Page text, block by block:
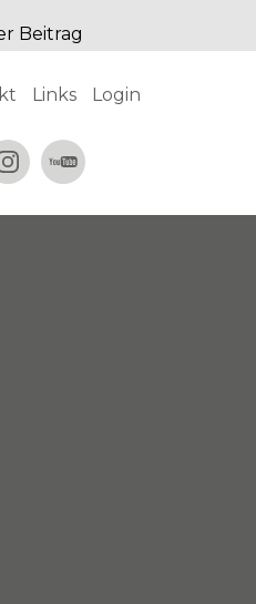
Beitrag
Links Login